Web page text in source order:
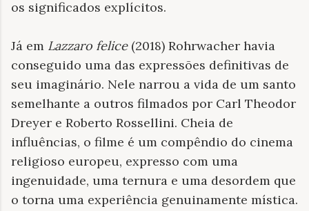
os significados explícitos.
Já em Lazzaro felice(2018) Rohrwacher havia
conseguido uma das expressões definitivas de
seu imaginário. Nele narrou a vida de um santo
semelhante a outros filmados por Carl Theodor
Dreyer e Roberto Rossellini. Cheia de
influências, o filme é um compêndio do cinema
religioso europeu, expresso com uma
ingenuidade, uma ternura e uma desordem que
o torna uma experiência genuinamente mística.